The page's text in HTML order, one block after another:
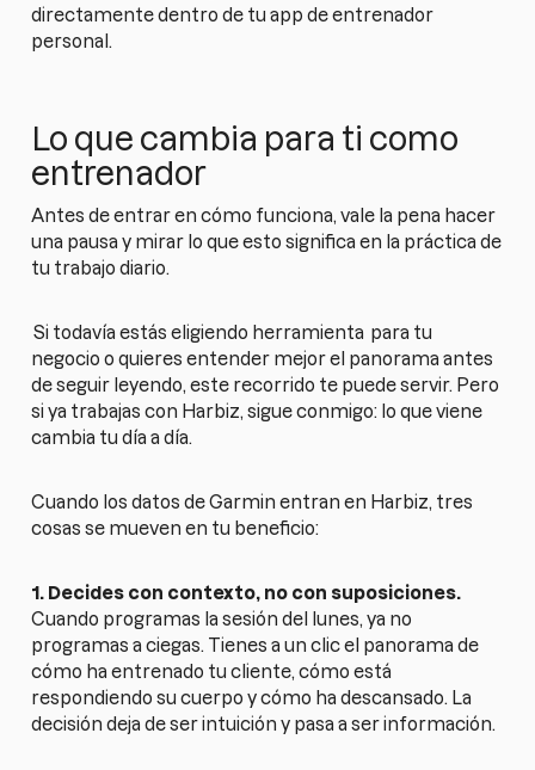
directamente dentro de tu app de entrenador
personal.
Lo que cambia para ti como
entrenador
Antes de entrar en cómo funciona, vale la pena hacer
una pausa y mirar lo que esto significa en la práctica de
tu trabajo diario.
Si todavía estás eligiendo herramienta para tu
negocio o quieres entender mejor el panorama antes
de seguir leyendo, este recorrido te puede servir. Pero
si ya trabajas con Harbiz, sigue conmigo: lo que viene
cambia tu día a día.
Cuando los datos de Garmin entran en Harbiz, tres
cosas se mueven en tu beneficio:
1. Decides con contexto, no con suposiciones.
Cuando programas la sesión del lunes, ya no
programas a ciegas. Tienes a un clic el panorama de
cómo ha entrenado tu cliente, cómo está
respondiendo su cuerpo y cómo ha descansado. La
decisión deja de ser intuición y pasa a ser información.